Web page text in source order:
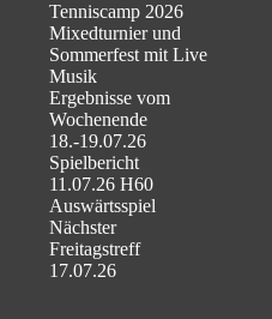
Tenniscamp 2026
Mixedturnier und
Sommerfest mit Live
Musik
Ergebnisse vom
Wochenende
18.-19.07.26
Spielbericht
11.07.26 H60
Auswärtsspiel
Nächster
Freitagstreff
17.07.26